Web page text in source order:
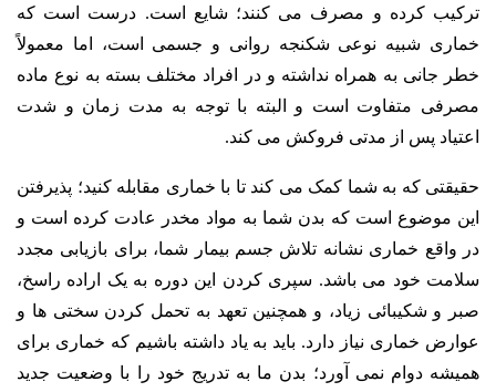
ترکیب کرده و مصرف می کنند؛ شایع است. درست است که
خماری شبیه نوعی شکنجه روانی و جسمی است، اما معمولاً
خطر جانی به همراه نداشته و در افراد مختلف بسته به نوع ماده
مصرفی متفاوت است و البته با توجه به مدت زمان و شدت
اعتیاد پس از مدتی فروکش می کند.
حقیقتی که به شما کمک می کند تا با خماری مقابله کنید؛ پذیرفتن
این موضوع است که بدن شما به مواد مخدر عادت کرده است و
در واقع خماری نشانه تلاش جسم بیمار شما، برای بازیابی مجدد
سلامت خود می باشد. سپری کردن این دوره به یک اراده راسخ،
صبر و شکیبائی زیاد، و همچنین تعهد به تحمل کردن سختی ها و
عوارض خماری نیاز دارد. باید به یاد داشته باشیم که خماری برای
همیشه دوام نمی آورد؛ بدن ما به تدریج خود را با وضعیت جدید